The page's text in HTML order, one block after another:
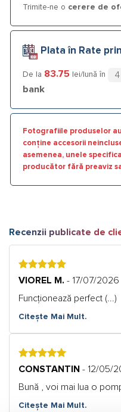
Trimite-ne o cerere de
Plata în Rate
De la 83.75 lei/lună în
bank
Fotografiile produselor
conține accesorii
asemenea, unele
producător fără preaviz
Recenzii publicate de
5
VIOREL M. - 17/07/2026
Funcționează perfect (...)
Citește Mai Mult.
5
CONSTANTIN - 12/05/
Bună , voi mai lua o
Citește Mai Mult.